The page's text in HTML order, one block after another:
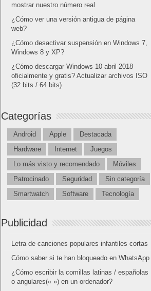
mostrar nuestro número real
¿Cómo ver una versión antigua de página
web?
¿Cómo desactivar suspensión en Windows 7,
Windows 8 y XP?
¿Cómo descargar Windows 10 abril 2018
oficialmente y gratis? Actualizar archivos ISO
(32 bits / 64 bits)
Categorías
Android Apple
Destacada
Hardware
Internet
Juegos
Lo más visto y recomendado
Móviles
Patrocinado
Seguridad
Sin categoría
Smartwatch
Software Tecnología
Publicidad
Letra de canciones populares infantiles cortas
Cómo saber si te han bloqueado en WhatsApp
¿Cómo escribir la comillas latinas / españolas
o angulares(« ») en un ordenador?